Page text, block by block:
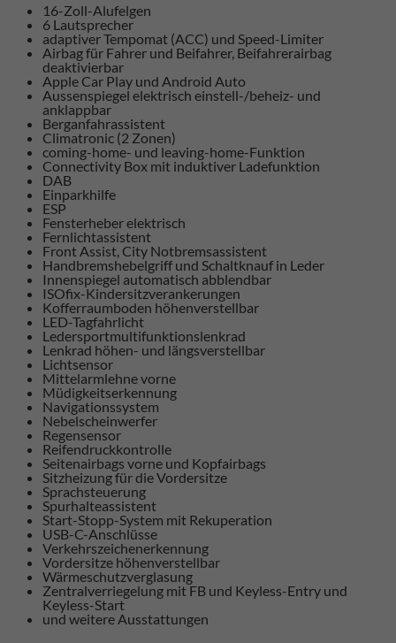
16-Zoll-Alufelgen
6 Lautsprecher
adaptiver Tempomat (ACC) und Speed-Limiter
Airbag für Fahrer und Beifahrer, Beifahrerairbag
deaktivierbar
Apple Car Play und Android Auto
Aussenspiegel elektrisch einstell-/beheiz- und
anklappbar
Berganfahrassistent
Climatronic (2 Zonen)
coming-home- und leaving-home-Funktion
Connectivity Box mit induktiver Ladefunktion
DAB
Einparkhilfe
ESP
Fensterheber elektrisch
Fernlichtassistent
Front Assist, City Notbremsassistent
Handbremshebelgriff und Schaltknauf in Leder
Innenspiegel automatisch abblendbar
ISOfix-Kindersitzverankerungen
Kofferraumboden höhenverstellbar
LED-Tagfahrlicht
Ledersportmultifunktionslenkrad
Lenkrad höhen- und längsverstellbar
Lichtsensor
Mittelarmlehne vorne
Müdigkeitserkennung
Navigationssystem
Nebelscheinwerfer
Regensensor
Reifendruckkontrolle
Seitenairbags vorne und Kopfairbags
Sitzheizung für die Vordersitze
Sprachsteuerung
Spurhalteassistent
Start-Stopp-System mit Rekuperation
USB-C-Anschlüsse
Verkehrszeichenerkennung
Vordersitze höhenverstellbar
Wärmeschutzverglasung
Zentralverriegelung mit FB und Keyless-Entry und
Keyless-Start
und weitere Ausstattungen